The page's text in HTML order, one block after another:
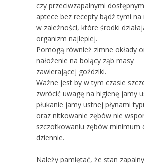
czy przeciwzapalnymi
aptece bez recepty bądź tymi na
w zależności, które środki
organizm najlepiej.
Pomogą również zimne okłady
nałożenie na bolący ząb masy
zawierającej goździki.
Ważne jest by w tym czasie
zwrócić uwagę na higienę jamy
płukanie jamy ustnej płynami
oraz nitkowanie zębów nie
szczotkowaniu zębów minimum
dziennie.
Należy pamiętać, że stan